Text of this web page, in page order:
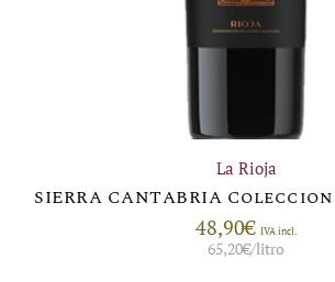
La Rioja
SIERRA CANTABRIA
48,90€ IVA incl.
65,20€/litro